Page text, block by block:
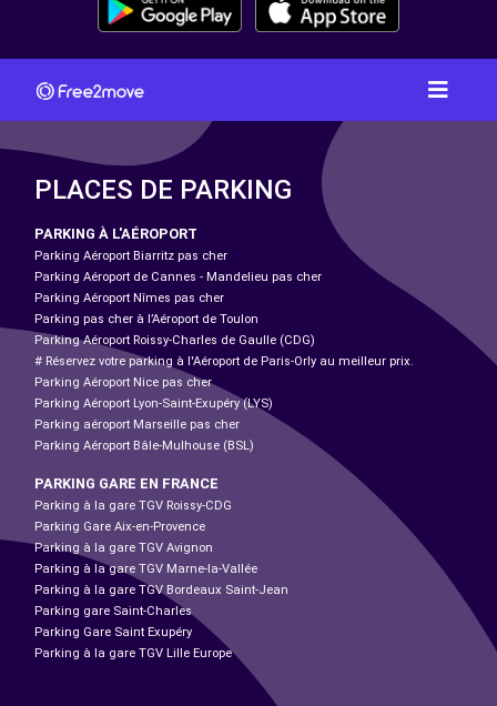
PLACES DE PARKING
PARKING À L'AÉROPORT
Parking Aéroport Biarritz pas cher
Parking Aéroport de Cannes - Mandelieu pas cher
Parking Aéroport Nîmes pas cher
Parking pas cher à l’Aéroport de Toulon
Parking Aéroport Roissy-Charles de Gaulle (CDG)
# Réservez votre parking à l'Aéroport de Paris-Orly au meilleur prix.
Parking Aéroport Nice pas cher
Parking Aéroport Lyon-Saint-Exupéry (LYS)
Parking aéroport Marseille pas cher
Parking Aéroport Bâle-Mulhouse (BSL)
PARKING GARE EN FRANCE
Parking à la gare TGV Roissy-CDG
Parking Gare Aix-en-Provence
Parking à la gare TGV Avignon
Parking à la gare TGV Marne-la-Vallée
Parking à la gare TGV Bordeaux Saint-Jean
Parking gare Saint-Charles
Parking Gare Saint Exupéry
Parking à la gare TGV Lille Europe